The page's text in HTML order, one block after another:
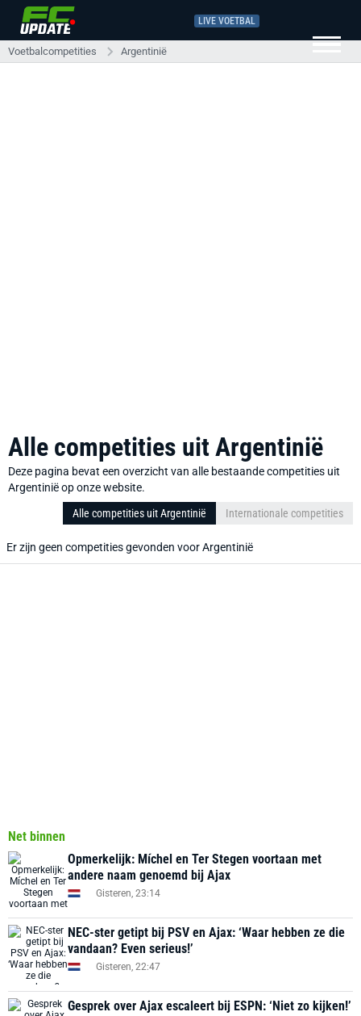
LIVE VOETBAL
Voetbalcompetities Argentinië
Alle competities uit Argentinië
Deze pagina bevat een overzicht van alle bestaande competities uit
Argentinië op onze website.
Alle competities uit Argentinië
Internationale competities
Er zijn geen competities gevonden voor Argentinië
Net binnen
Opmerkelijk: Míchel en Ter Stegen voortaan met
andere naam genoemd bij Ajax
Gisteren, 23:14
NEC-ster getipt bij PSV en Ajax: ‘Waar hebben ze die
vandaan? Even serieus!’
Gisteren, 22:47
Gesprek over Ajax escaleert bij ESPN: ‘Niet zo kijken!’